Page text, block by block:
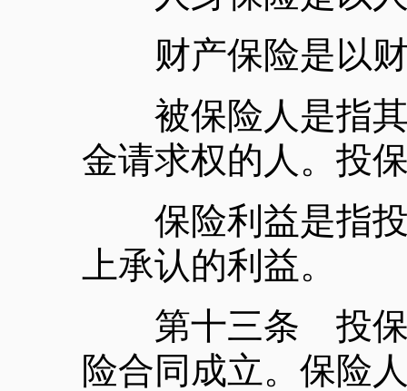
财产保险是以财
被保险人是指其
金请求权的人。投
保险利益是指投
上承认的利益。
第十三条 投保人
险合同成立。保险